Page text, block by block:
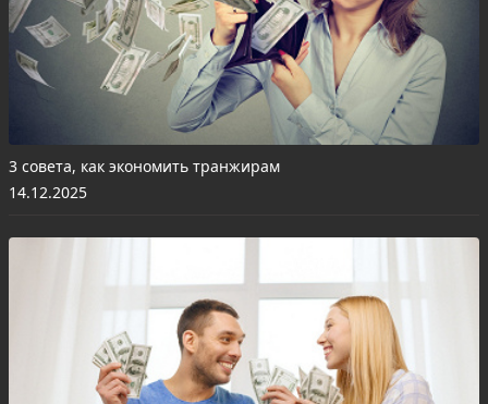
3 совета, как экономить транжирам
14.12.2025